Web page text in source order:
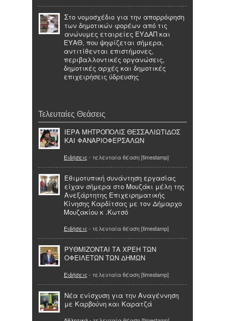
Στο νομοσχέδιο για την απορρόφηση
των δημοτικών φορέων από τις
ανώνυμες εταιρείες ΕΥΔΑΠ και
ΕΥΑΘ, που ψηφίζεται σήμερα,
αντιτίθενται επιστήμονες,
περιβαλλοντικές οργανώσεις,
δημοτικές αρχές και δημοτικές
επιχειρήσεις ύδρευσης
Τελευταίες Θεάσεις
ΙΕΡΑ ΜΗΤΡΟΠΟΛΙΣ ΘΕΣΣΑΛΙΩΤΙΔΟΣ
ΚΑΙ ΦΑΝΑΡΙΟΦΕΡΣΑΛΩΝ
Ειδήσεις - τελευταία θέαση [timestamp]
Εθιμοτυπική συνάντηση εργασίας
είχαν σήμερα στο Μουζάκι μέλη της
Ανεξάρτητης Επιχειρηματικής
Κίνησης Καρδίτσας με τον Δήμαρχο
Μουζακίου κ .Κωτσό
Ειδήσεις - τελευταία θέαση [timestamp]
ΡΥΘΜΙΖΟΝΤΑΙ ΤΑ ΧΡΕΗ ΤΩΝ
ΟΦΕΙΛΕΤΩΝ ΤΩΝ ΔΗΜΩΝ
Ειδήσεις - τελευταία θέαση [timestamp]
Νέα ενίσχυση για την Αναγέννηση
με Καρβούνη και Καρατζά